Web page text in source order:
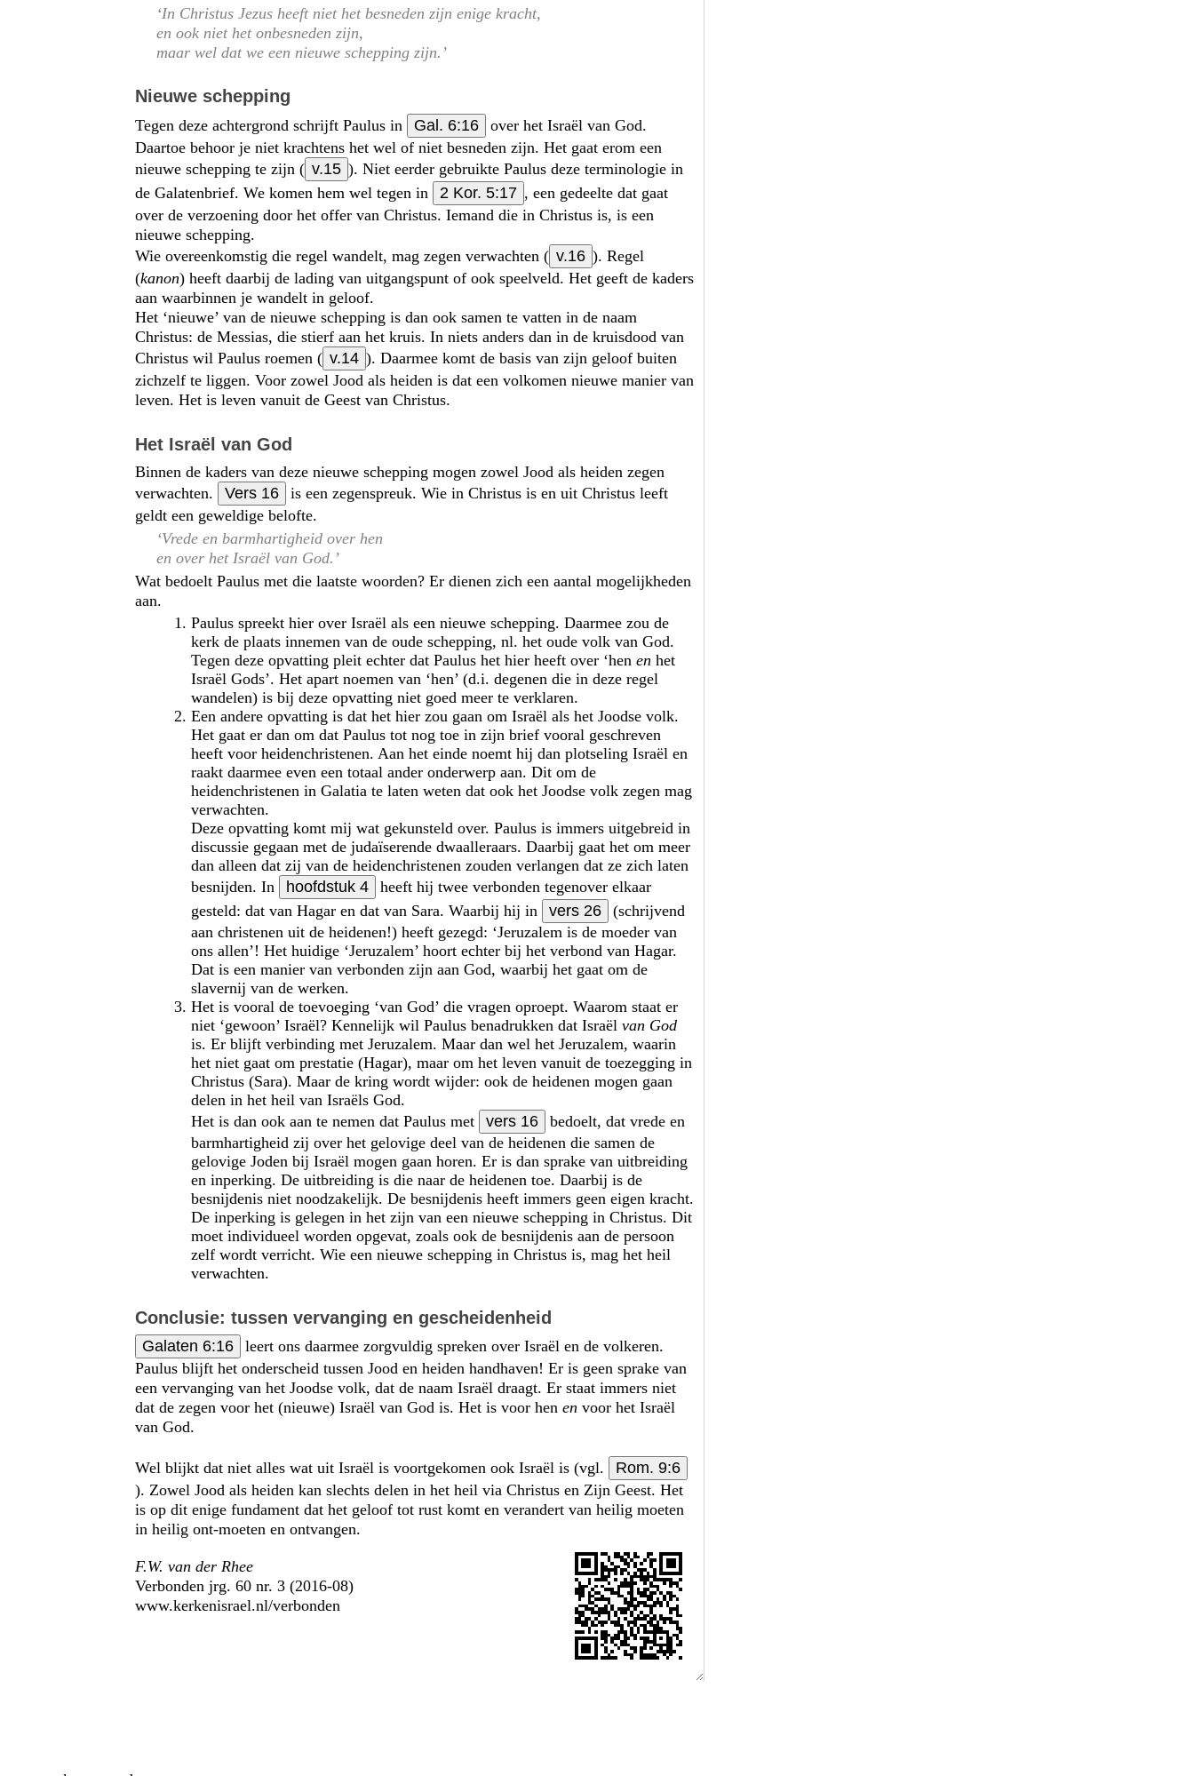
‘In Christus Jezus heeft niet het besneden zijn enige kracht,
en ook niet het onbesneden zijn,
maar wel dat we een nieuwe schepping zijn.’
Nieuwe schepping
Tegen deze achtergrond schrijft Paulus in Gal. 6:16
over het Israël van God.
Daartoe behoor je niet krachtens het wel of niet besneden zijn. Het gaat erom een
nieuwe schepping te zijn ( v.15 ). Niet eerder gebruikte Paulus deze terminologie in
de Galatenbrief. We komen hem wel tegen in
2 Kor. 5:17 , een gedeelte dat gaat
over de verzoening door het offer van Christus. Iemand die in Christus is, is een
nieuwe schepping.
Wie overeenkomstig die regel wandelt, mag zegen verwachten ( v.16 ). Regel
(kanon) heeft daarbij de lading van uitgangspunt of ook speelveld. Het geeft de kaders
aan waarbinnen je wandelt in geloof.
Het ‘nieuwe’ van de nieuwe schepping is dan ook samen te vatten in de naam
Christus: de Messias, die stierf aan het kruis. In niets anders dan in de kruisdood van
Christus wil Paulus roemen ( v.14 ). Daarmee komt de basis van zijn geloof buiten
zichzelf te liggen. Voor zowel Jood als heiden is dat een volkomen nieuwe manier van
leven. Het is leven vanuit de Geest van Christus.
Het Israël van God
Binnen de kaders van deze nieuwe schepping mogen zowel Jood als heiden zegen
verwachten.
Vers 16
is een zegenspreuk. Wie in Christus is en uit Christus leeft
geldt een geweldige belofte.
‘Vrede en barmhartigheid over hen
en over het Israël van God.’
Wat bedoelt Paulus met die laatste woorden? Er dienen zich een aantal mogelijkheden
aan.
Paulus spreekt hier over Israël als een nieuwe schepping. Daarmee zou de
kerk de plaats innemen van de oude schepping, nl. het oude volk van God.
Tegen deze opvatting pleit echter dat Paulus het hier heeft over ‘hen en het
Israël Gods’. Het apart noemen van ‘hen’ (d.i. degenen die in deze regel
wandelen) is bij deze opvatting niet goed meer te verklaren.
Een andere opvatting is dat het hier zou gaan om Israël als het Joodse volk.
Het gaat er dan om dat Paulus tot nog toe in zijn brief vooral geschreven
heeft voor heidenchristenen. Aan het einde noemt hij dan plotseling Israël en
raakt daarmee even een totaal ander onderwerp aan. Dit om de
heidenchristenen in Galatia te laten weten dat ook het Joodse volk zegen mag
verwachten.
Deze opvatting komt mij wat gekunsteld over. Paulus is immers uitgebreid in
discussie gegaan met de judaïserende dwaalleraars. Daarbij gaat het om meer
dan alleen dat zij van de heidenchristenen zouden verlangen dat ze zich laten
besnijden. In
hoofdstuk 4
heeft hij twee verbonden tegenover elkaar
gesteld: dat van Hagar en dat van Sara. Waarbij hij in
vers 26
(schrijvend
aan christenen uit de heidenen!) heeft gezegd: ‘Jeruzalem is de moeder van
ons allen’! Het huidige ‘Jeruzalem’ hoort echter bij het verbond van Hagar.
Dat is een manier van verbonden zijn aan God, waarbij het gaat om de
slavernij van de werken.
Het is vooral de toevoeging ‘van God’ die vragen oproept. Waarom staat er
niet ‘gewoon’ Israël? Kennelijk wil Paulus benadrukken dat Israël van God
is. Er blijft verbinding met Jeruzalem. Maar dan wel het Jeruzalem, waarin
het niet gaat om prestatie (Hagar), maar om het leven vanuit de toezegging in
Christus (Sara). Maar de kring wordt wijder: ook de heidenen mogen gaan
delen in het heil van Israëls God.
Het is dan ook aan te nemen dat Paulus met
vers 16
bedoelt, dat vrede en
barmhartig­heid zij over het gelovige deel van de heidenen die samen de
gelovige Joden bij Israël mogen gaan horen. Er is dan sprake van uitbreiding
en inperking. De uitbreiding is die naar de heidenen toe. Daarbij is de
besnijdenis niet noodzakelijk. De besnijdenis heeft immers geen eigen kracht.
De inperking is gelegen in het zijn van een nieuwe schepping in Christus. Dit
moet individueel worden opgevat, zoals ook de besnijdenis aan de persoon
zelf wordt verricht. Wie een nieuwe schepping in Christus is, mag het heil
verwachten.
Conclusie: tussen vervanging en gescheidenheid
Galaten 6:16
leert ons daarmee zorgvuldig spreken over Israël en de volkeren.
Paulus blijft het onderscheid tussen Jood en heiden handhaven! Er is geen sprake van
een vervanging van het Joodse volk, dat de naam Israël draagt. Er staat immers niet
dat de zegen voor het (nieuwe) Israël van God is. Het is voor henen voor het Israël
van God.
Wel blijkt dat niet alles wat uit Israël is voortgekomen ook Israël is (vgl.
Rom. 9:6
). Zowel Jood als heiden kan slechts delen in het heil via Christus en Zijn Geest. Het
is op dit enige fundament dat het geloof tot rust komt en verandert van heilig moeten
in heilig ont-moeten en ontvangen.
F.W. van der Rhee
Verbonden jrg. 60 nr. 3 (2016-08)
www.kerkenisrael.nl/verbonden